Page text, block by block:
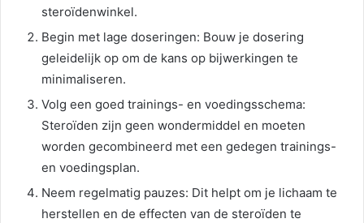
steroïdenwinkel.
Begin met lage doseringen: Bouw je dosering
geleidelijk op om de kans op bijwerkingen te
minimaliseren.
Volg een goed trainings- en voedingsschema:
Steroïden zijn geen wondermiddel en moeten
worden gecombineerd met een gedegen trainings-
en voedingsplan.
Neem regelmatig pauzes: Dit helpt om je lichaam te
herstellen en de effecten van de steroïden te